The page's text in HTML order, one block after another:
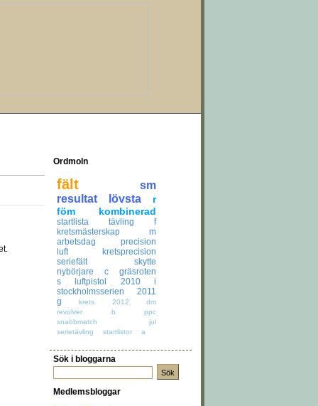
Ordmoln
fält
sm
resultat
lövsta
r
föm
kombinerad
startlista tävling
f
kretsmästerskap
m
arbetsdag
precision
luft
kretsprecision
seriefält
skytte
nybörjare
c
gräsroten
s
luftpistol 2010
i
stockholmsserien
2011
g
krets 2012
dm
revolver
b
ppc
snabbmatch
jul
serietävling
startlistor a
Sök i bloggarna
Medlemsbloggar